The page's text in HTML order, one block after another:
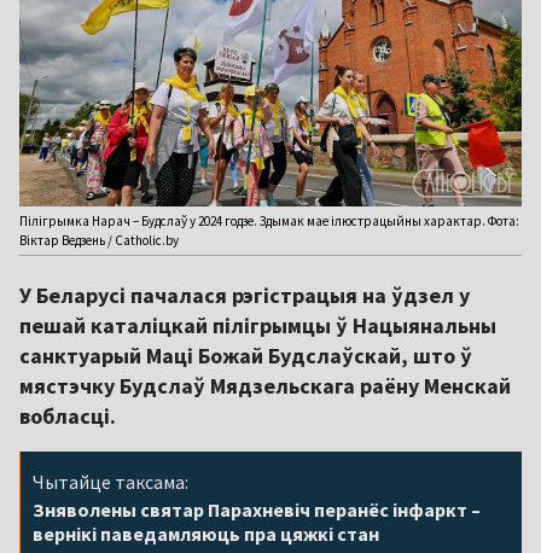
Пілігрымка Нарач – Будслаў у 2024 годзе. Здымак мае ілюстрацыйны характар. Фота:
Віктар Ведзень / Catholic.by
У Беларусі пачалася рэгістрацыя на ўдзел у
пешай каталіцкай пілігрымцы ў Нацыянальны
санктуарый Маці Божай Будслаўскай, што ў
мястэчку Будслаў Мядзельскага раёну Менскай
вобласці.
Чытайце таксама:
Зняволены святар Парахневіч перанёс інфаркт –
вернікі паведамляюць пра цяжкі стан